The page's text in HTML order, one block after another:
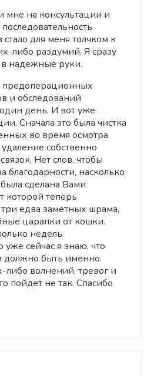
мне на консультации и
для меня толчком к
либо раздумий. Я сразу
в надежные руки.
предоперационных
и обследований
день. И вот уже
Сначала это была чистка
во время осмотра
собственно
Нет слов, чтобы
благодарности, насколько
сделана Вами
которой теперь
едва заметных шрама,
царапки от кошки.
недель
уже сейчас я знаю, что
должно быть именно
волнений, тревог и
пойдет не так. Спасибо